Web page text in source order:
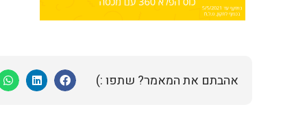
אהבתם את המאמר? שתפו :)